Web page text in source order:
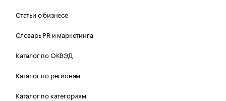
Статьи о бизнесе
Словарь PR и маркетинга
Каталог по ОКВЭД
Каталог по регионам
Каталог по категориям